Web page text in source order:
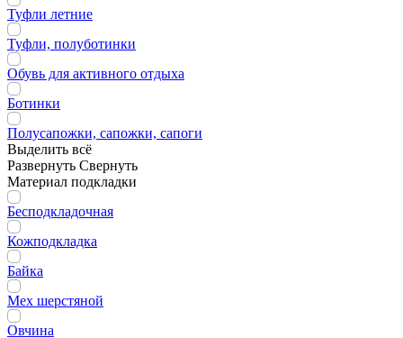
Туфли летние
Туфли, полуботинки
Обувь для активного отдыха
Ботинки
Полусапожки, сапожки, сапоги
Выделить всё
Развернуть Свернуть
Материал подкладки
Бесподкладочная
Кожподкладка
Байка
Мех шерстяной
Овчина